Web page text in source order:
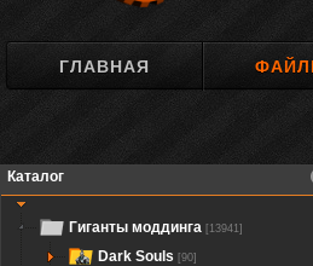
ГЛАВНАЯ
Каталог
Гиганты моддинга [13941]
Dark Souls [90]